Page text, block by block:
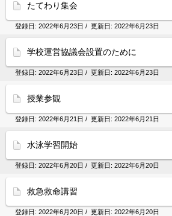
たてわり集会
登録日: 2022年6月23日 / 更新日: 2022年6月23日
学校運営協議会設置のために
登録日: 2022年6月23日 / 更新日: 2022年6月23日
授業参観
登録日: 2022年6月21日 / 更新日: 2022年6月21日
水泳学習開始
登録日: 2022年6月20日 / 更新日: 2022年6月20日
救急救命講習
登録日: 2022年6月20日 / 更新日: 2022年6月20日